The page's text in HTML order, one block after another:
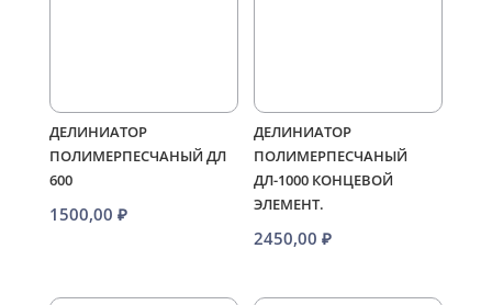
ДЕЛИНИАТОР
ПОЛИМЕРПЕСЧАНЫЙ ДЛ
600
1500,00 ₽
ДЕЛИНИАТОР
ПОЛИМЕРПЕСЧАНЫЙ
ДЛ-1000 КОНЦЕВОЙ
ЭЛЕМЕНТ.
2450,00₽